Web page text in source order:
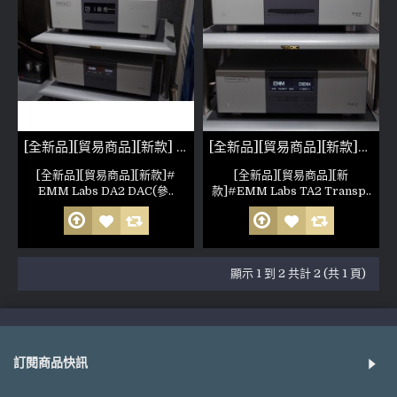
[全新品][貿易商品][新款] EMM Labs DA2 DAC(參考照片)
[全新品][貿易商品][新款]#
EMM Labs DA2 DAC(參..
[全新品][貿易商品][新款]EMM Labs TA2 Transport(參考照片)
[全新品][貿易商品][新
款]#EMM Labs TA2 Transp..
顯示 1 到 2 共計 2 (共 1 頁)
訂閱商品快訊